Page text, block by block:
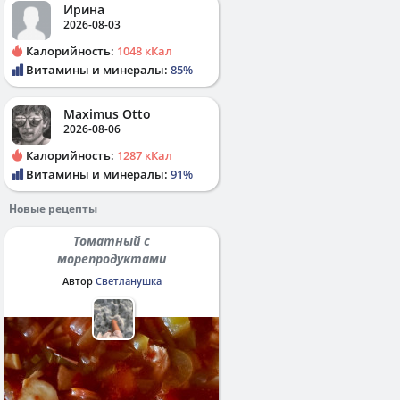
Ирина
2026-08-03
Калорийность: 1048 кКал
Витамины и минералы: 85%
Maximus Otto
2026-08-06
Калорийность: 1287 кКал
Витамины и минералы: 91%
Новые рецепты
Томатный с
морепродуктами
Автор Светланушка